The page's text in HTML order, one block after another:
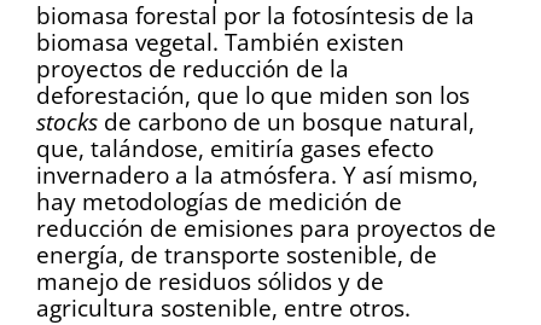
biomasa forestal por la fotosíntesis de la
biomasa vegetal. También existen
proyectos de reducción de la
deforestación, que lo que miden son los
stocks de carbono de un bosque natural,
que, talándose, emitiría gases efecto
invernadero a la atmósfera. Y así mismo,
hay metodologías de medición de
reducción de emisiones para proyectos de
energía, de transporte sostenible, de
manejo de residuos sólidos y de
agricultura sostenible, entre otros.